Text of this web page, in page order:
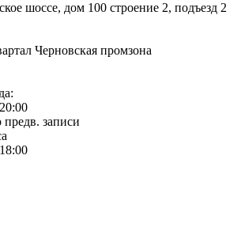
шоссе, дом 100 строение 2, подъезд 2
Черновская промзона
записи